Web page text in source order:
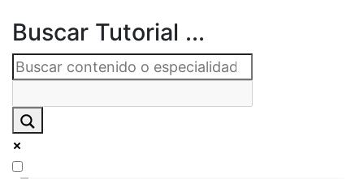
Buscar Tutorial ...